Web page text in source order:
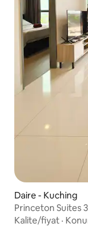
Daire - Kuching
Princeton Suites
Kalite/fiyat ·